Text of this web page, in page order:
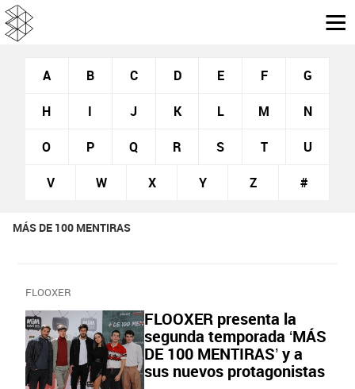
A B C D E F G
H I J K L M N
O P Q R S T U
V W X Y Z #
MÁS DE 100 MENTIRAS
FLOOXER
FLOOXER presenta la
segunda temporada ‘MÁS
DE 100 MENTIRAS’ y a
sus nuevos protagonistas